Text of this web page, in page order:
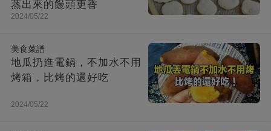
蒸出來的饅頭更香
2024/05/22
美食菜譜
地瓜扔進電鍋，不加水不用
烤箱，比烤的還好吃
2024/05/22